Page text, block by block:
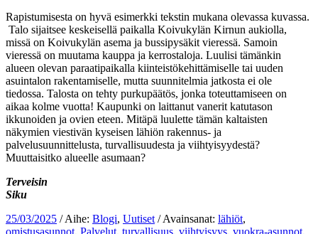
Rapistumisesta on hyvä esimerkki tekstin mukana olevassa kuvassa.
Talo sijaitsee keskeisellä paikalla Koivukylän Kirnun aukiolla,
missä on Koivukylän asema ja bussipysäkit vieressä. Samoin
vieressä on muutama kauppa ja kerrostaloja. Luulisi tämänkin
alueen olevan paraatipaikalla kiinteistökehittämiselle tai uuden
asuintalon rakentamiselle, mutta suunnitelmia jatkosta ei ole
tiedossa. Talosta on tehty purkupäätös, jonka toteuttamiseen on
aikaa kolme vuotta! Kaupunki on laittanut vanerit katutason
ikkunoiden ja ovien eteen. Mitäpä luulette tämän kaltaisten
näkymien viestivän kyseisen lähiön rakennus- ja
palvelusuunnittelusta, turvallisuudesta ja viihtyisyydestä?
Muuttaisitko alueelle asumaan?
Terveisin
Siku
25/03/2025 / Aihe: Blogi, Uutiset / Avainsanat: lähiöt,